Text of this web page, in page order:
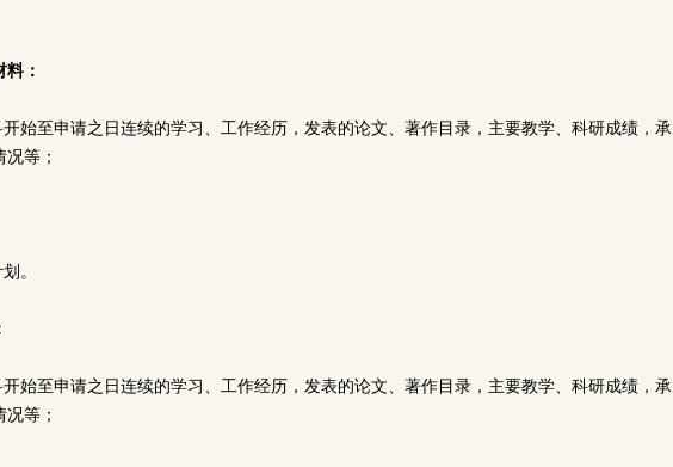
料：
始至申请之日连续的学习、工作经历，发表的论文、著作目录，主要教学、科研成绩，承
等；
。
始至申请之日连续的学习、工作经历，发表的论文、著作目录，主要教学、科研成绩，承
等；